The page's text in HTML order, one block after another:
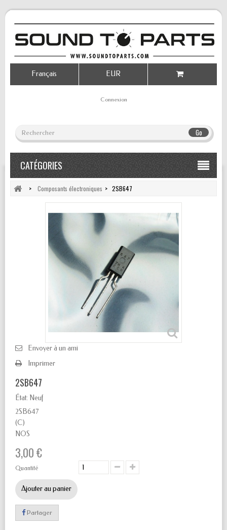
Go
Connexion
EUR
Français
CATÉGORIES
> Composants électroniques > 2SB647
Envoyer à un ami
Imprimer
2SB647
État: Neuf
2SB647
(C)
NOS
3,00 €
Quantité
Ajouter au panier
Partager